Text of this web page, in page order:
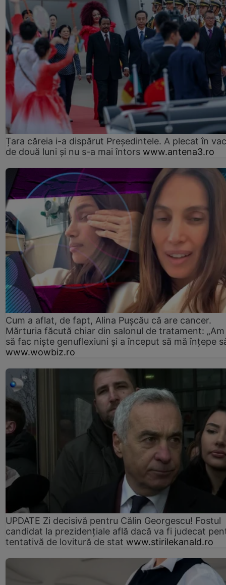
Țara căreia i-a dispărut Președintele. A plecat în
de două luni și nu s-a mai întors www.antena3.ro
Cum a aflat, de fapt, Alina Pușcău că are cancer.
Mărturia făcută chiar din salonul de tratament:
să fac niște genuflexiuni și a început să mă înțepe
www.wowbiz.ro
UPDATE Zi decisivă pentru Călin Georgescu! Fostul
candidat la prezidențiale află dacă va fi judecat
tentativă de lovitură de stat www.stirilekanald.ro